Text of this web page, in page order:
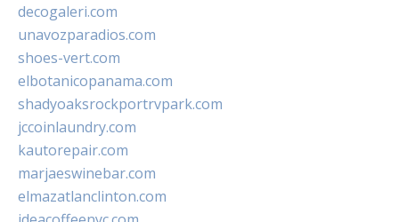
decogaleri.com
unavozparadios.com
shoes-vert.com
elbotanicopanama.com
shadyoaksrockportrvpark.com
jccoinlaundry.com
kautorepair.com
marjaeswinebar.com
elmazatlanclinton.com